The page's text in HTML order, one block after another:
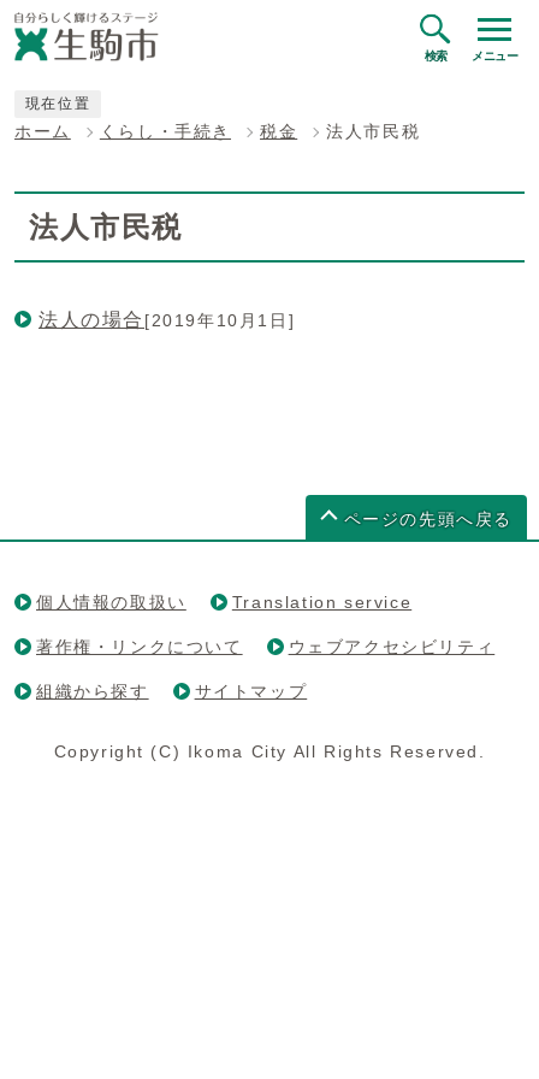
検索 メニュー
現在位置
ホーム くらし・手続き 税金 法人市民税
法人市民税
法人の場合 [2019年10月1日]
ページの先頭へ戻る
個人情報の取扱い Translation service
著作権・リンクについて ウェブアクセシビリティ
組織から探す サイトマップ
Copyright (C) Ikoma City All Rights Reserved.